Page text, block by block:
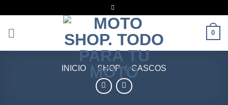
contenido
0
INICIO / SHOP / CASCOS